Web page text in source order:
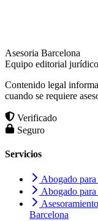
Asesoria Barcelona
Equipo editorial jurídico
Contenido legal
cuando se requiere
Verificado
Seguro
Servicios
Abogado
Abogado para
Barcelona